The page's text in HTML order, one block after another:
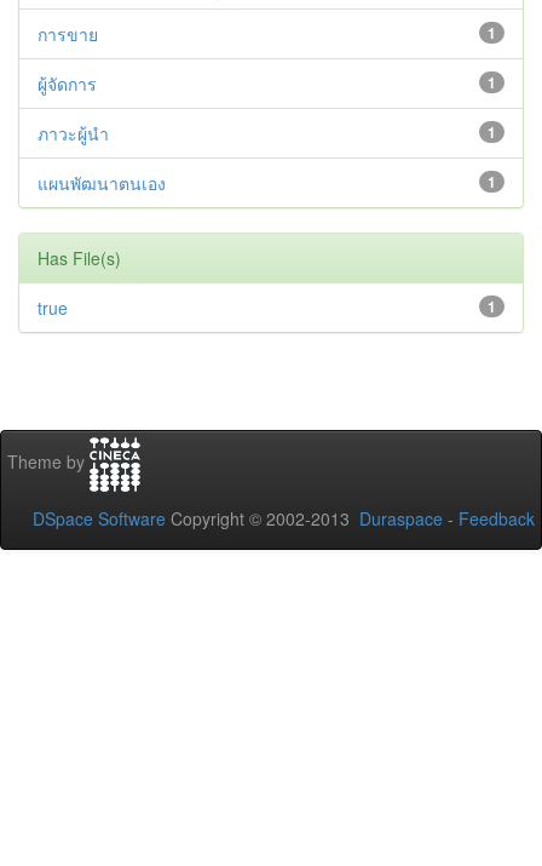
1
การขาย
1
ผู้จัดการ
1
ภาวะผู้นำ
1
แผนพัฒนาตนเอง
Has File(s)
1
true
Theme by
DSpace Software Copyright © 2002-2013 Duraspace - Feedback